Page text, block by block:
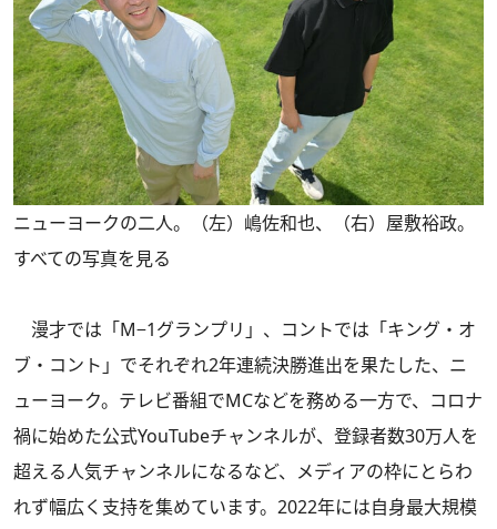
ニューヨークの二人。（左）嶋佐和也、（右）屋敷裕政。
すべての写真を見る
漫才では「M−1グランプリ」、コントでは「キング・オ
ブ・コント」でそれぞれ2年連続決勝進出を果たした、ニ
ューヨーク。テレビ番組でMCなどを務める一方で、コロナ
禍に始めた公式YouTubeチャンネルが、登録者数30万人を
超える人気チャンネルになるなど、メディアの枠にとらわ
れず幅広く支持を集めています。2022年には自身最大規模